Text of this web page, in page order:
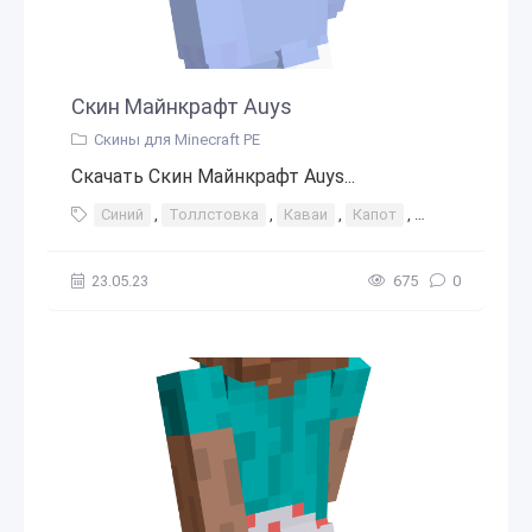
Скин Майнкрафт Auys
Скины для Minecraft PE
Скачать Скин Майнкрафт Auys...
Синий , Толлстовка , Каваи , Капот , Китти
23.05.23 675 0